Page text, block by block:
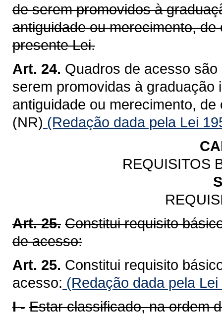
de serem promovidos à
antiguidade ou merecimento,
presente Lei.
Art. 24. Quadros de acesso
serem promovidas à graduação
antiguidade ou merecimento,
(NR) (Redação dada pela Lei
REQUISITOS
Art. 25. Constitui requisito
de acesso:
Art. 25. Constitui requisito
acesso: (Redação dada pela
I - Estar classificado, na ordem